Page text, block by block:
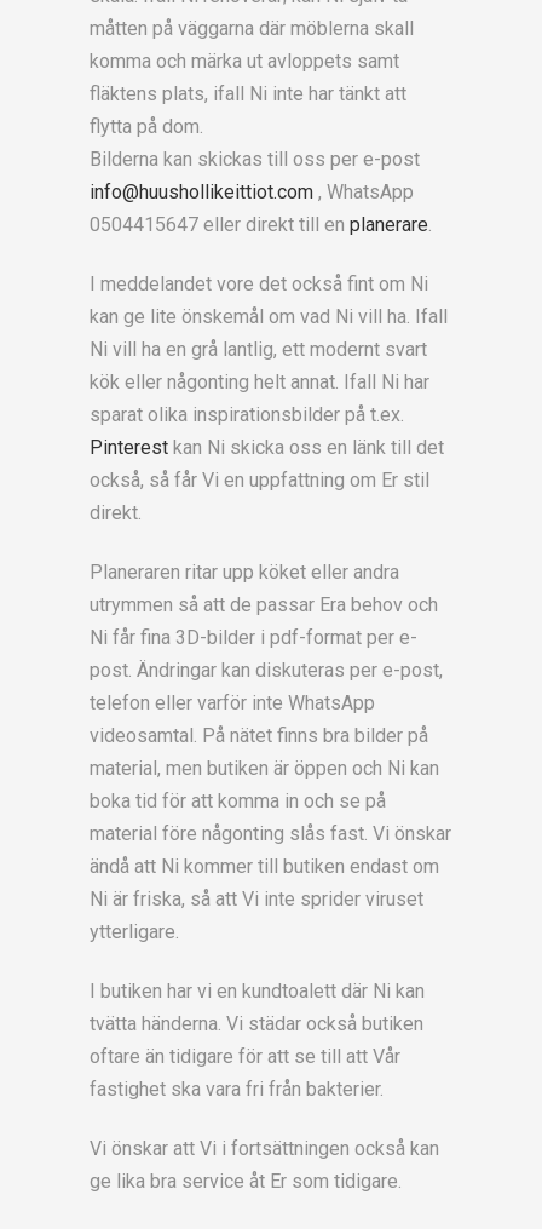
måtten på väggarna där möblerna skall
komma och märka ut avloppets samt
fläktens plats, ifall Ni inte har tänkt att
flytta på dom.
Bilderna kan skickas till oss per e-post
info@huushollikeittiot.com , WhatsApp
0504415647 eller direkt till en planerare.
I meddelandet vore det också fint om Ni
kan ge lite önskemål om vad Ni vill ha. Ifall
Ni vill ha en grå lantlig, ett modernt svart
kök eller någonting helt annat. Ifall Ni har
sparat olika inspirationsbilder på t.ex.
Pinterest kan Ni skicka oss en länk till det
också, så får Vi en uppfattning om Er stil
direkt.
Planeraren ritar upp köket eller andra
utrymmen så att de passar Era behov och
Ni får fina 3D-bilder i pdf-format per e-
post. Ändringar kan diskuteras per e-post,
telefon eller varför inte WhatsApp
videosamtal. På nätet finns bra bilder på
material, men butiken är öppen och Ni kan
boka tid för att komma in och se på
material före någonting slås fast. Vi önskar
ändå att Ni kommer till butiken endast om
Ni är friska, så att Vi inte sprider viruset
ytterligare.
I butiken har vi en kundtoalett där Ni kan
tvätta händerna. Vi städar också butiken
oftare än tidigare för att se till att Vår
fastighet ska vara fri från bakterier.
Vi önskar att Vi i fortsättningen också kan
ge lika bra service åt Er som tidigare.